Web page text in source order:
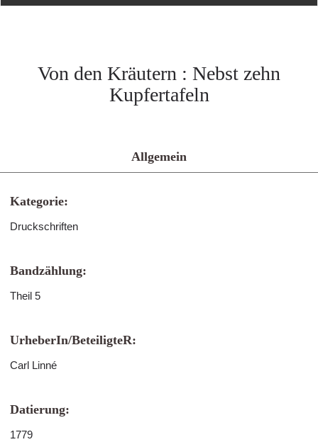
Von den Kräutern : Nebst zehn
Kupfertafeln
Allgemein
Kategorie:
Druckschriften
Bandzählung:
Theil 5
UrheberIn/BeteiligteR:
Carl Linné
Datierung:
1779